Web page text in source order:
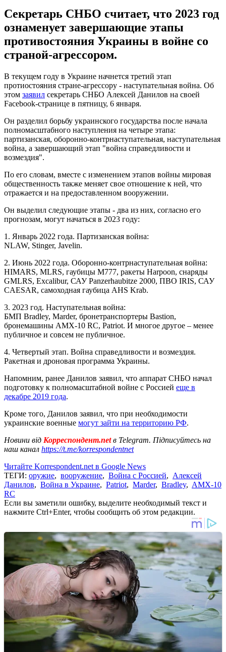
Секретарь СНБО считает, что 2023 год
ознаменует завершающие этапы
противостояния Украины в войне со
страной-агрессором.
В текущем году в Украине начнется третий этап
протиостояния стране-агрессору - наступательная война. Об
этом заявил секретарь СНБО Алексей Данилов на своей
Facebook-странице в пятницу, 6 января.
Он разделил борьбу украинского государства после начала
полномасштабного наступления на четыре этапа:
партизанская, оборонно-контрнаступательная, наступательная
война, а завершающий этап "война справедливости и
возмездия".
По его словам, вместе с изменением этапов войны мировая
общественность также меняет свое отношение к ней, что
отражается и на предоставленном вооружении.
Он выделил следующие этапы - два из них, согласно его
прогнозам, могут начаться в 2023 году:
1. Январь 2022 года. Партизанская война:
NLAW, Stinger, Javelin.
2. Июнь 2022 года. Оборонно-контрнаступательная война:
HIMARS, MLRS, гаубицы M777, ракеты Harpoon, снаряды
GMLRS, Excalibur, САУ Panzerhaubitze 2000, ПВО IRIS, САУ
CAESAR, самоходная гаубица AHS Krab.
3. 2023 год. Наступательная война:
БМП Bradley, Marder, бронетранспортеры Bastion,
бронемашины AMX-10 RC, Patriot. И многое другое – менее
публичное и совсем не публичное.
4. Четвертый этап. Война справедливости и возмездия.
Ракетная и дроновая программа Украины.
Напомним, ранее Данилов заявил, что аппарат СНБО начал
подготовку к полномасштабной войне с Россией еще в
декабре 2019 года.
Кроме того, Данилов заявил, что при необходимости
украинские военные могут зайти на территорию РФ.
Новини від Корреспондент.netв Telegram. Підписуйтесь на
наш канал https://t.me/korrespondentnet
Читайте Korrespondent.net в Google News
ТЕГИ: оружие, вооружение, Война с Россией, Алексей
Данилов, Война в Украине, Patriot, Marder, Bradley, AMX-10
RC
Если вы заметили ошибку, выделите необходимый текст и
нажмите Ctrl+Enter, чтобы сообщить об этом редакции.